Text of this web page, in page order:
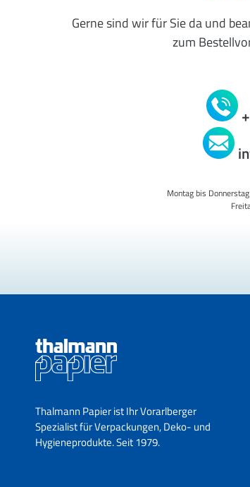
Gerne sind wir für Sie da und
zum
Montag bis
Thalmann Papier ist Ihr Vorarlberger
Spezialist für Verpackungen, Deko- und
Hygieneprodukte. Seit 1979.